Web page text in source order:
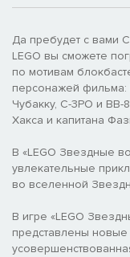
Да пребудет с вами
LEGO вы сможете
по мотивам
персонажей
Чубакку, C-3PO и
Хакса и капитана
В «LEGO Звездные
увлекательные
во вселенной
В игре «LEGO
представлены